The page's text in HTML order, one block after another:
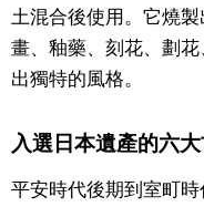
東京
編輯部通知
土混合後使用。它燒
畫、釉藥、刻花、劃
出獨特的風格。
入選日本遺產的六
平安時代後期到室町